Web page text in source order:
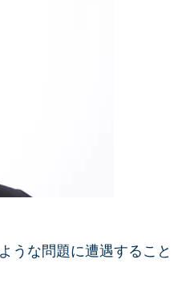
うな問題に遭遇すること